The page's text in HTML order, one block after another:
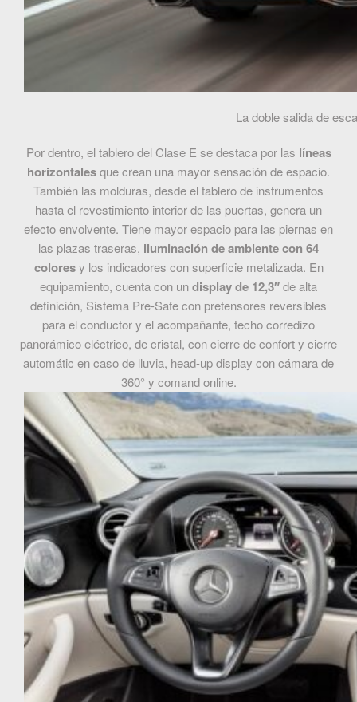
La doble salida de
Por dentro, el tablero del Clase E se destaca por las líneas
horizontalesque crean una mayor sensación de espacio.
También las molduras, desde el tablero de instrumentos
hasta el revestimiento interior de las puertas, genera un
efecto envolvente. Tiene mayor espacio para las piernas en
las plazas traseras, iluminación de ambiente con 64
coloresy los indicadores con superficie metalizada. En
equipamiento, cuenta con undisplay de 12,3″de alta
definición, Sistema Pre-Safe con pretensores reversibles
para el conductor y el acompañante, techo corredizo
panorámico eléctrico, de cristal, con cierre de confort y cierre
automátic en caso de lluvia, head-up display con cámara de
360° y comand online.